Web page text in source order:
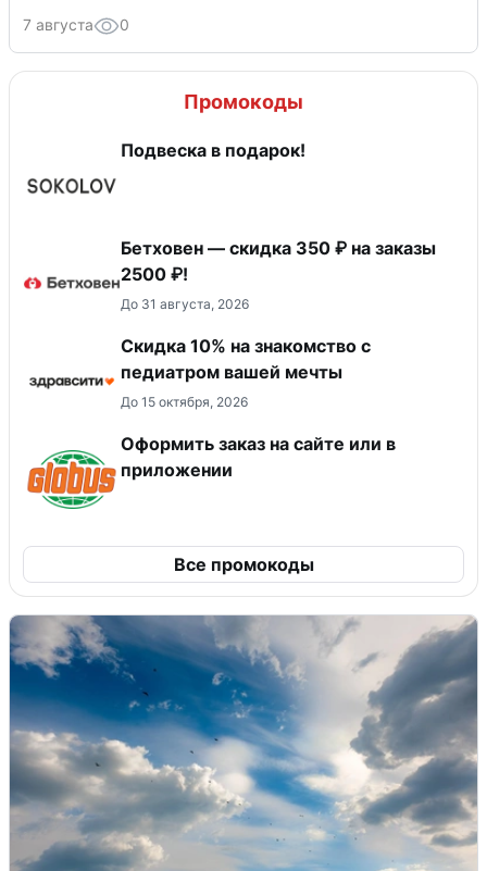
7 августа 0
Промокоды
Подвеска в подарок!
Бетховен — скидка 350 ₽ на заказы
2500 ₽!
До 31 августа, 2026
Скидка 10% на знакомство с
педиатром вашей мечты
До 15 октября, 2026
Оформить заказ на сайте или в
приложении
Все промокоды